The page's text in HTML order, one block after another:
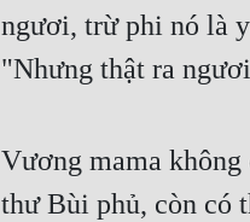
ngươi, trừ phi nó là
"Nhưng thật ra
Vương mama
thư Bùi phủ, còn có